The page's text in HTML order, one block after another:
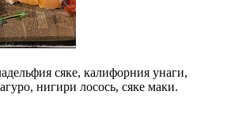
сяке, калифорния унаги,
нигири лосось, сяке маки.